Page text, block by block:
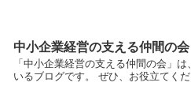
中小企業経営の支える仲間の会
「中小企業経営の支える仲間の会」
いるブログです。 ぜひ、お役立てく